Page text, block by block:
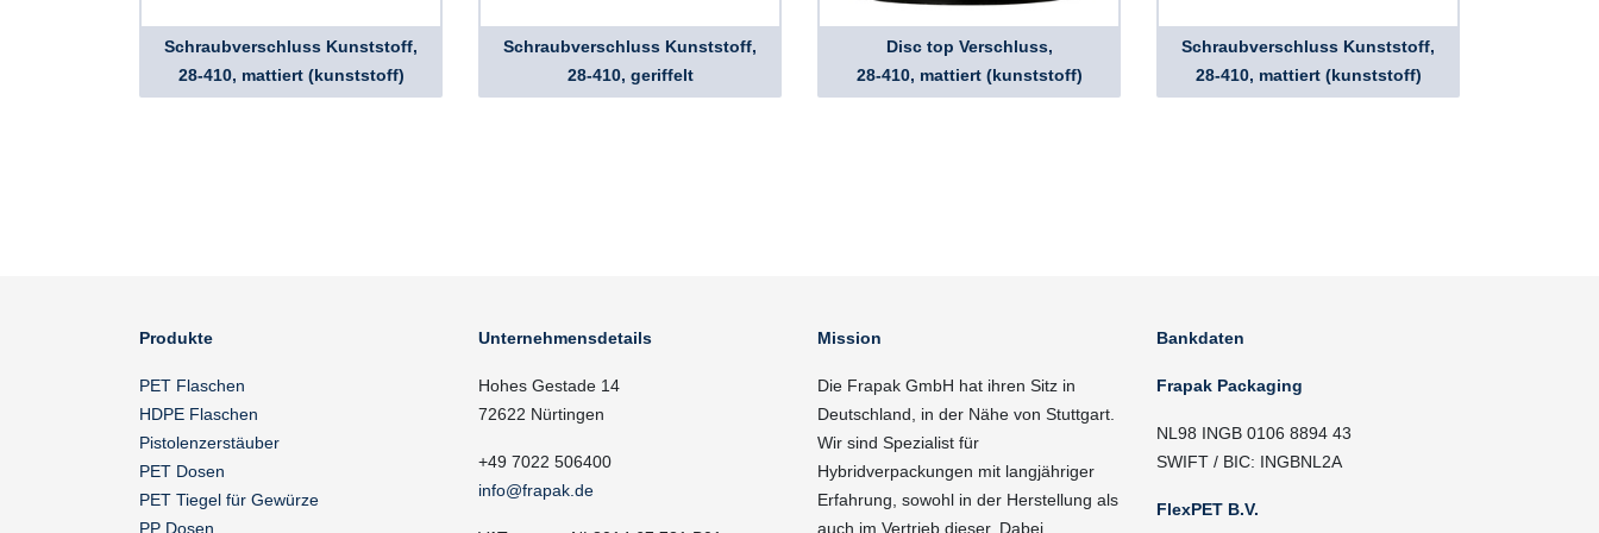
Schraubverschluss Kunststoff,
28-410, mattiert (kunststoff)
Schraubverschluss Kunststoff,
28-410, geriffelt
Disc top Verschluss,
28-410, mattiert (kunststoff)
Schraubverschluss Kunststoff,
28-410, mattiert (kunststoff)
Produkte
PET Flaschen
HDPE Flaschen
Pistolenzerstäuber
PET Dosen
PET Tiegel für Gewürze
PP Dosen
Unternehmensdetails
Hohes Gestade 14
72622 Nürtingen
+49 7022 506400
info@frapak.de
Mission
Die Frapak GmbH hat ihren Sitz in
Deutschland, in der Nähe von Stuttgart.
Wir sind Spezialist für
Hybridverpackungen mit langjähriger
Erfahrung, sowohl in der Herstellung als
auch im Vertrieb dieser. Dabei
Bankdaten
Frapak Packaging
NL98 INGB 0106 8894 43
SWIFT / BIC: INGBNL2A
FlexPET B.V.